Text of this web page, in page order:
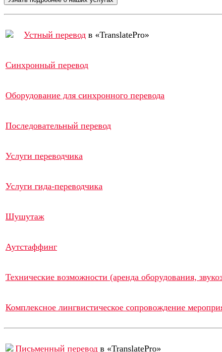
Устный перевод в «TranslatePro»
Синхронный перевод
Оборудование для синхронного перевода
Последовательный перевод
Услуги переводчика
Услуги гида-переводчика
Шушутаж
Аутстаффинг
Технические возможности (аренда оборудования,
Комплексное лингвистическое сопровождение
Письменный перевод в «TranslatePro»